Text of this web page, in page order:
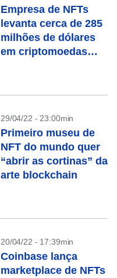
Empresa de NFTs
levanta cerca de 285
milhões de dólares
em criptomoedas
29/04/22 - 23:00min
Primeiro museu de
NFT do mundo quer
“abrir as cortinas” da
arte blockchain
20/04/22 - 17:39min
Coinbase lança
marketplace de NFTs